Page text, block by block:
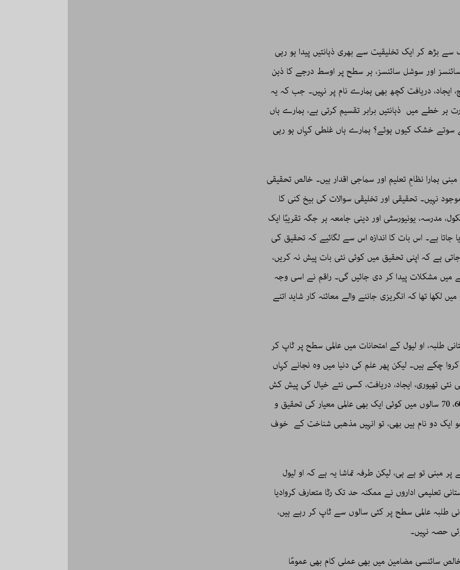
بڑھ کر ایک تخلیقیت سے بھری ذہانتیں پیدا ہو رہی
اور سوشل سائنسز، ہر سطح پر اوسط درجے کا ذہن
ایجاد، دریافت کچھ بھی ہمارے نام پر نہیں۔ جب کہ یہ
خطے میں ذہانتیں برابر تقسیم کرتی ہے، ہمارے ہاں
سوتے خشک کیوں ہوئے؟ ہمارے ہاں غلطی کہاں ہو رہی
ہمارا نظامِ تعلیم اور سماجی اقدار ہیں۔ خالص تحقیقی
نہیں۔ تحقیقی اور تخلیقی سوالات کی بیخ کنی کا
مدرسہ، یونیورسٹی اور دینی جامعہ ہر جگہ تقریبًا ایک
ہے۔ اس بات کا اندازہ اس سے لگائیے کہ تحقیق کی
ہے کہ اپنی تحقیق میں کوئی نئی بات پیش نہ کریں،
میں مشکلات پیدا کر دی جائیں گی۔ راقم نے اسی وجہ
لکھا تھا کہ انگریزی جاننے والے معائنہ کار شاید اتنے
طلبہ، او لیول کے امتحانات میں عالمی سطح پر ٹاپ کر
چکے ہیں۔ لیکن پھر علم کی دنیا میں وہ نجانے کہاں
تھیوری، ایجاد، دریافت، کسی نئے خیال کی پیش کش
میں ان کا نام کہیں نظر نہیں آتا، بلکہ گزشتہ 60، 70 سالوں میں کوئی ایک بھی عالمی معیار کی تحقیق و
ایک دو نام ہیں بھی، تو انہیں مذھبی شناخت کے خوف
مبنی تو ہے ہی، لیکن طرفہ تماشا یہ ہے کہ او لیول
تعلیمی اداروں نے ممکنہ حد تک رٹا متعارف کروادیا
طلبہ عالمی سطح پر کئی سالوں سے ٹاپ کر رہے ہیں،
حصہ نہیں۔
سائنسی مضامین میں بھی عملی کام بھی عمومًا